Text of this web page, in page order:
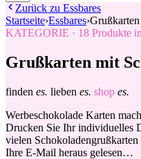
Zurück zu Essbares
Startseite›Essbares›
KATEGORIE · 18 Produkte
Grußkarten mit
finden es. lieben es. shop es.
Werbeschokolade Karten
Drucken Sie Ihr individuelles
vielen
Ihre E-Mail heraus gelesen…